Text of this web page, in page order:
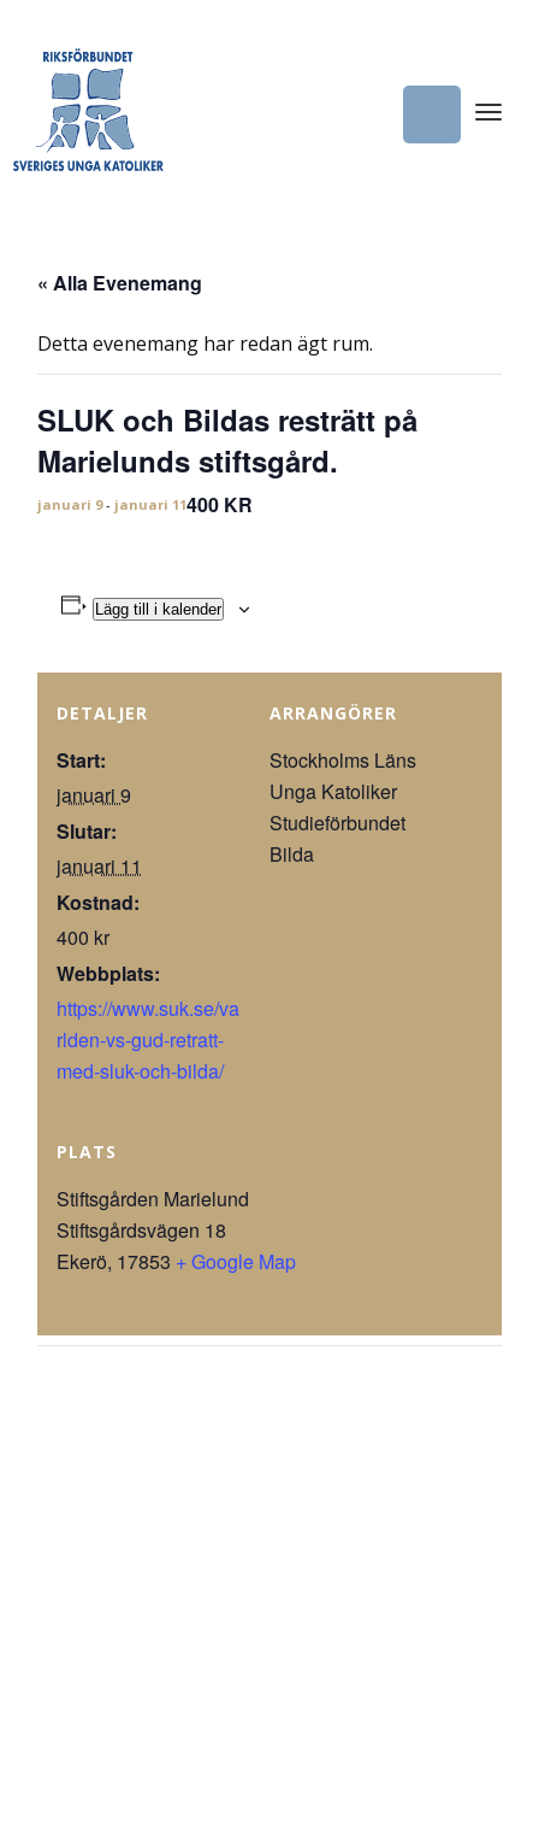
« Alla Evenemang
Detta evenemang har redan ägt rum.
SLUK och Bildas resträtt på
Marielunds stiftsgård.
januari 9- januari 11400 KR
Lägg till i kalender
DETALJER
Start:
januari 9
Slutar:
januari 11
Kostnad:
400 kr
Webbplats:
https://www.suk.se/va
rlden-vs-gud-retratt-
med-sluk-och-bilda/
PLATS
Stiftsgården Marielund
Stiftsgårdsvägen 18
Ekerö, 17853 + Google Map
ARRANGÖRER
Stockholms Läns
Unga Katoliker
Studieförbundet
Bilda